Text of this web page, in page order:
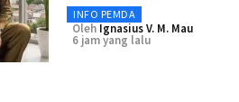
INFO PEMDA
Oleh Ignasius V. M. Mau
6 jam yang lalu